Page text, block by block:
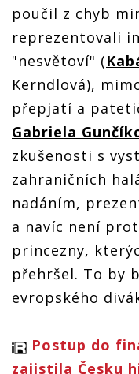
poučil z chyb
reprezentovali
"nesvětoví" (
Kerndlová),
přepjatí a
Gabriela
zkušenosti s
zahraničních
nadáním,
a navíc není
princezny,
přehršel. To by
evropského
Postup do
zajistila Česku